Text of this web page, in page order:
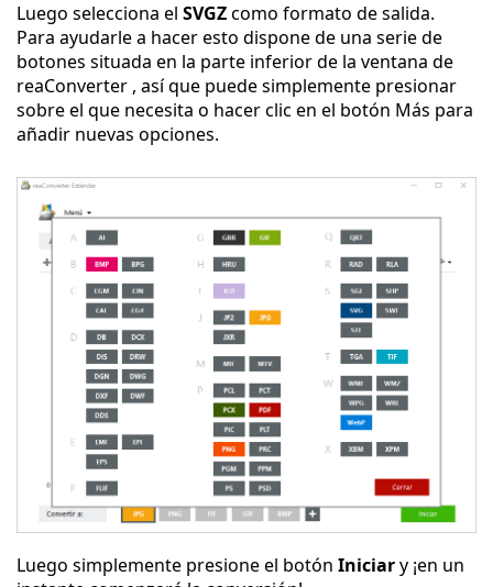
Luego selecciona el SVGZcomo formato de salida.
Para ayudarle a hacer esto dispone de una serie de
botones situada en la parte inferior de la ventana de
reaConverter , así que puede simplemente presionar
sobre el que necesita o hacer clic en el botón Más para
añadir nuevas opciones.
Luego simplemente presione el botón Iniciary ¡en un